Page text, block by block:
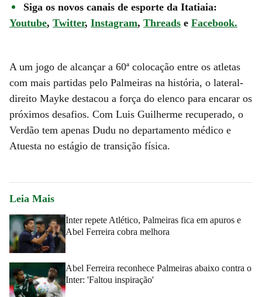
Siga os novos canais de esporte da Itatiaia:
Youtube, Twitter, Instagram, Threads e Facebook.
A um jogo de alcançar a 60ª colocação entre os atletas
com mais partidas pelo Palmeiras na história, o lateral-
direito Mayke destacou a força do elenco para encarar os
próximos desafios. Com Luis Guilherme recuperado, o
Verdão tem apenas Dudu no departamento médico e
Atuesta no estágio de transição física.
Leia Mais
Inter repete Atlético, Palmeiras fica em apuros e
Abel Ferreira cobra melhora
Abel Ferreira reconhece Palmeiras abaixo contra o
Inter: 'Faltou inspiração'